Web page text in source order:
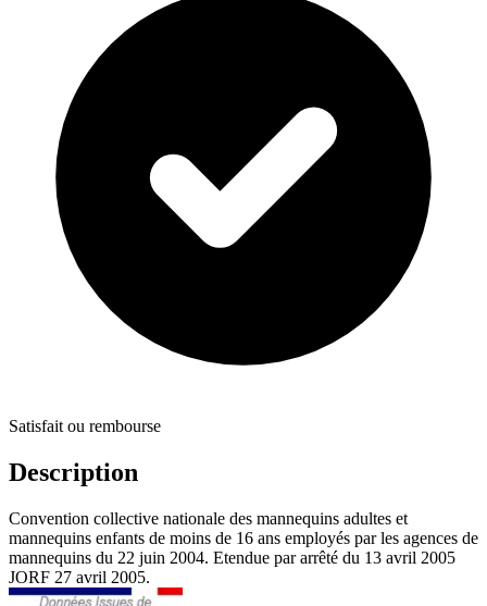
Satisfait ou rembourse
Description
Convention collective nationale des mannequins adultes et
mannequins enfants de moins de 16 ans employés par les agences de
mannequins du 22 juin 2004. Etendue par arrêté du 13 avril 2005
JORF 27 avril 2005.